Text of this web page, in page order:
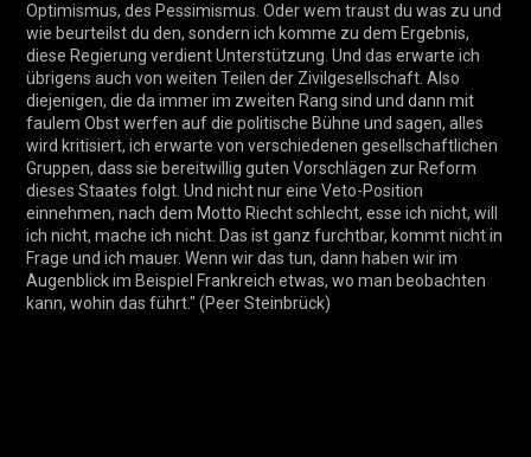
Optimismus, des Pessimismus. Oder wem traust du was zu und
wie beurteilst du den, sondern ich komme zu dem Ergebnis,
diese Regierung verdient Unterstützung. Und das erwarte ich
übrigens auch von weiten Teilen der Zivilgesellschaft. Also
diejenigen, die da immer im zweiten Rang sind und dann mit
faulem Obst werfen auf die politische Bühne und sagen, alles
wird kritisiert, ich erwarte von verschiedenen gesellschaftlichen
Gruppen, dass sie bereitwillig guten Vorschlägen zur Reform
dieses Staates folgt. Und nicht nur eine Veto-Position
einnehmen, nach dem Motto Riecht schlecht, esse ich nicht, will
ich nicht, mache ich nicht. Das ist ganz furchtbar, kommt nicht in
Frage und ich mauer. Wenn wir das tun, dann haben wir im
Augenblick im Beispiel Frankreich etwas, wo man beobachten
kann, wohin das führt." (Peer Steinbrück)